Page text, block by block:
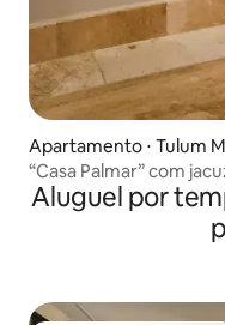
Apartamento ⋅ Tulum
“Casa Palmar” com
Aluguel por